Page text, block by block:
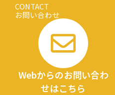
CONTACT
お問い合わせ
Webからのお問い合わ
せはこちら